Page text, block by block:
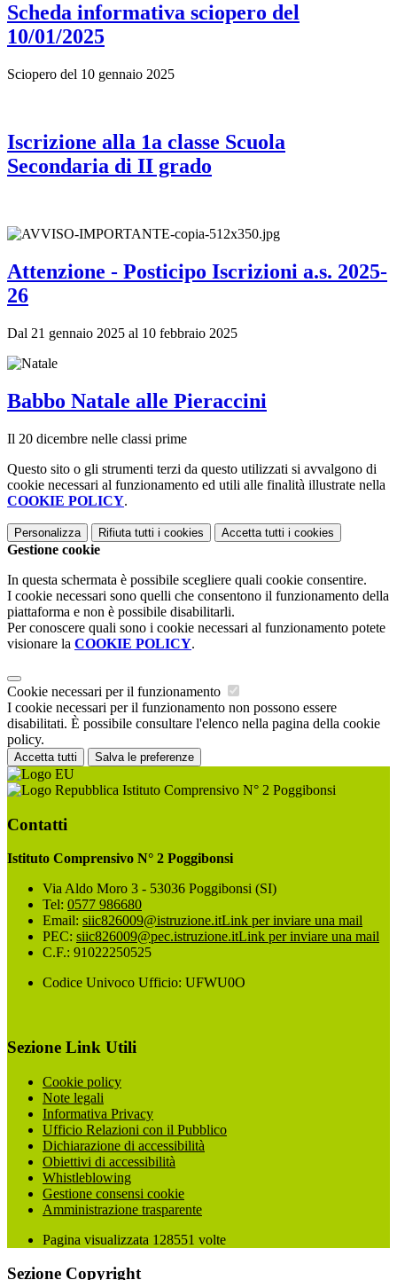
Scheda informativa sciopero del
10/01/2025
Sciopero del 10 gennaio 2025
Iscrizione alla 1a classe Scuola
Secondaria di II grado
Attenzione - Posticipo Iscrizioni a.s. 2025-
26
Dal 21 gennaio 2025 al 10 febbraio 2025
Babbo Natale alle Pieraccini
Il 20 dicembre nelle classi prime
Questo sito o gli strumenti terzi da questo utilizzati si avvalgono di
cookie necessari al funzionamento ed utili alle finalità illustrate nella
COOKIE POLICY.
Personalizza Rifiuta tutti i cookies Accetta tutti i cookies
Gestione cookie
In questa schermata è possibile scegliere quali cookie consentire.
I cookie necessari sono quelli che consentono il funzionamento della
piattaforma e non è possibile disabilitarli.
Per conoscere quali sono i cookie necessari al funzionamento potete
visionare la COOKIE POLICY.
Cookie necessari per il funzionamento
I cookie necessari per il funzionamento non possono essere
disabilitati. È possibile consultare l'elenco nella pagina della cookie
policy.
Accetta tutti Salva le preferenze
Istituto Comprensivo N° 2 Poggibonsi
Contatti
Istituto Comprensivo N° 2 Poggibonsi
Via Aldo Moro 3 - 53036 Poggibonsi (SI)
Tel: 0577 986680
Email: siic826009@istruzione.itLink per inviare una mail
PEC: siic826009@pec.istruzione.itLink per inviare una mail
C.F.: 91022250525
Codice Univoco Ufficio: UFWU0O
Sezione Link Utili
Cookie policy
Note legali
Informativa Privacy
Ufficio Relazioni con il Pubblico
Dichiarazione di accessibilità
Obiettivi di accessibilità
Whistleblowing
Gestione consensi cookie
Amministrazione trasparente
Pagina visualizzata 128551 volte
Sezione Copyright